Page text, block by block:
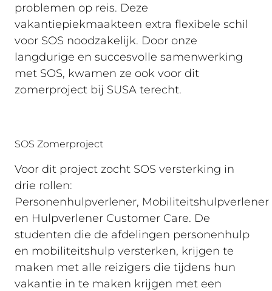
problemen op reis. Deze
vakantiepiekmaakteen extra flexibele schil
voor SOS noodzakelijk. Door onze
langdurige en succesvolle samenwerking
met SOS, kwamen ze ook voor dit
zomerproject bij SUSA terecht.
SOS Zomerproject
Voor dit project zocht SOS versterking in
drie rollen:
Personenhulpverlener, Mobiliteitshulpverlener
en Hulpverlener Customer Care. De
studenten die de afdelingen personenhulp
en mobiliteitshulp versterken, krijgen te
maken met alle reizigers die tijdens hun
vakantie in te maken krijgen met een